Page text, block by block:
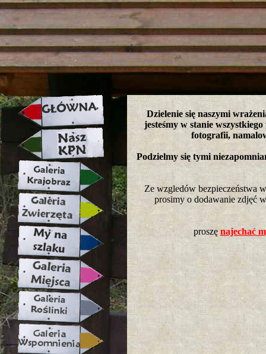
strona w naprawie zapraszamy
Dzielenie się naszymi
jesteśmy w stanie
fotografii,
Podzielmy się tymi
Ze wzgledów bezpieczeństwa
prosimy o dodawanie zdjęć
proszę najechać